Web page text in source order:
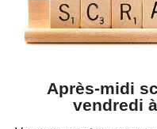
Après-midi
vendredi